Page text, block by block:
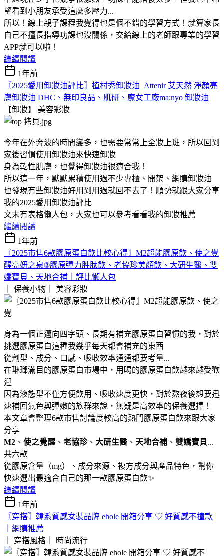
望看到小朋友承受這麼多壓力...
所以！線上親子課程我覺得也是個不錯的學習方式！就算家長
自己不擅長指導功課也沒關係，交給線上的老師跟專業的學習
APP就可以啦！
繼續閱讀
1年前
〖2025愛用卸妝油評比〗植村秀卸妝油 Attenir 艾天然 淨顏亮
膚卸妝油 DHC、無印良品、肌研、魔女工廠ma:nyo 卸妝油
【卸妝】 美容彩妝
今年在外奔波的時間變多，也需要常常上全妝上班，所以回到
家後習慣使用卸妝油來快速卸妝
身為乾性肌膚，也覺得卸妝油很適合我！
所以這一年，默默累積使用過不少專櫃、開架、網購卸妝油
也發現有些卸妝油好用到用過就回不去了！順勢就跟大家分享
我的2025愛用卸妝油評比
文末有表格懶人包，大家也可以參考看看我的卸妝推薦
繼續閱讀
1年前
〖2025市售6款膠原蛋白飲比較心得〗M2超能膠原飲、使之覺
醒亮妍之泉®膠原彈力胜肽飲、老協珍美顏飲、大研生醫、雙
嬌寶貝、天地合補｜評比懶人包
｜ 保養小物｜ 美容彩妝
身為一個正邁向四字頭、長期有補充膠原蛋白習慣的我，對於
挑選膠原蛋白這種我幾乎每天都會補充的東西
從劑型、成分、口感、吸收效率通通都要考量...
在琳瑯滿目的膠原蛋白市場中，用喝的膠原蛋白飲越來越受歡
迎
因為液態型不僅方便飲用、吸收速度更快，對於熬夜後想要迅
速補回氣色與彈嫩的族群來說，無疑是高效率的保養選擇！
本文章會整理6款市售討論度較高的熱門膠原蛋白飲來跟大家
分享
M2 、 使之覺醒 、 老協珍、 大研生醫 、 天地合補 、 雙嬌寶貝...
共六款
從膠原含量（mg）、成分來源、複方成分與產品特色，幫你
快速選出最適合自己的那一款膠原蛋白飲✨
繼續閱讀
1年前
〖穿搭〗韓系質感女裝品牌 ehole 開箱分享 ♡ 好質感不撞款
｜網購推薦
｜ 穿搭風格｜
時尚流行